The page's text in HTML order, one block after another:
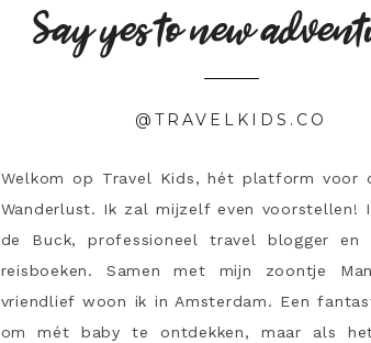
Say yes to new
@TRAVELKIDS.CO
Welkom op Travel Kids, hét platform voor
Wanderlust. Ik zal mijzelf even voorstellen!
de Buck, professioneel travel blogger en
reisboeken. Samen met mijn zoontje
vriendlief woon ik in Amsterdam. Een
om mét baby te ontdekken, maar als